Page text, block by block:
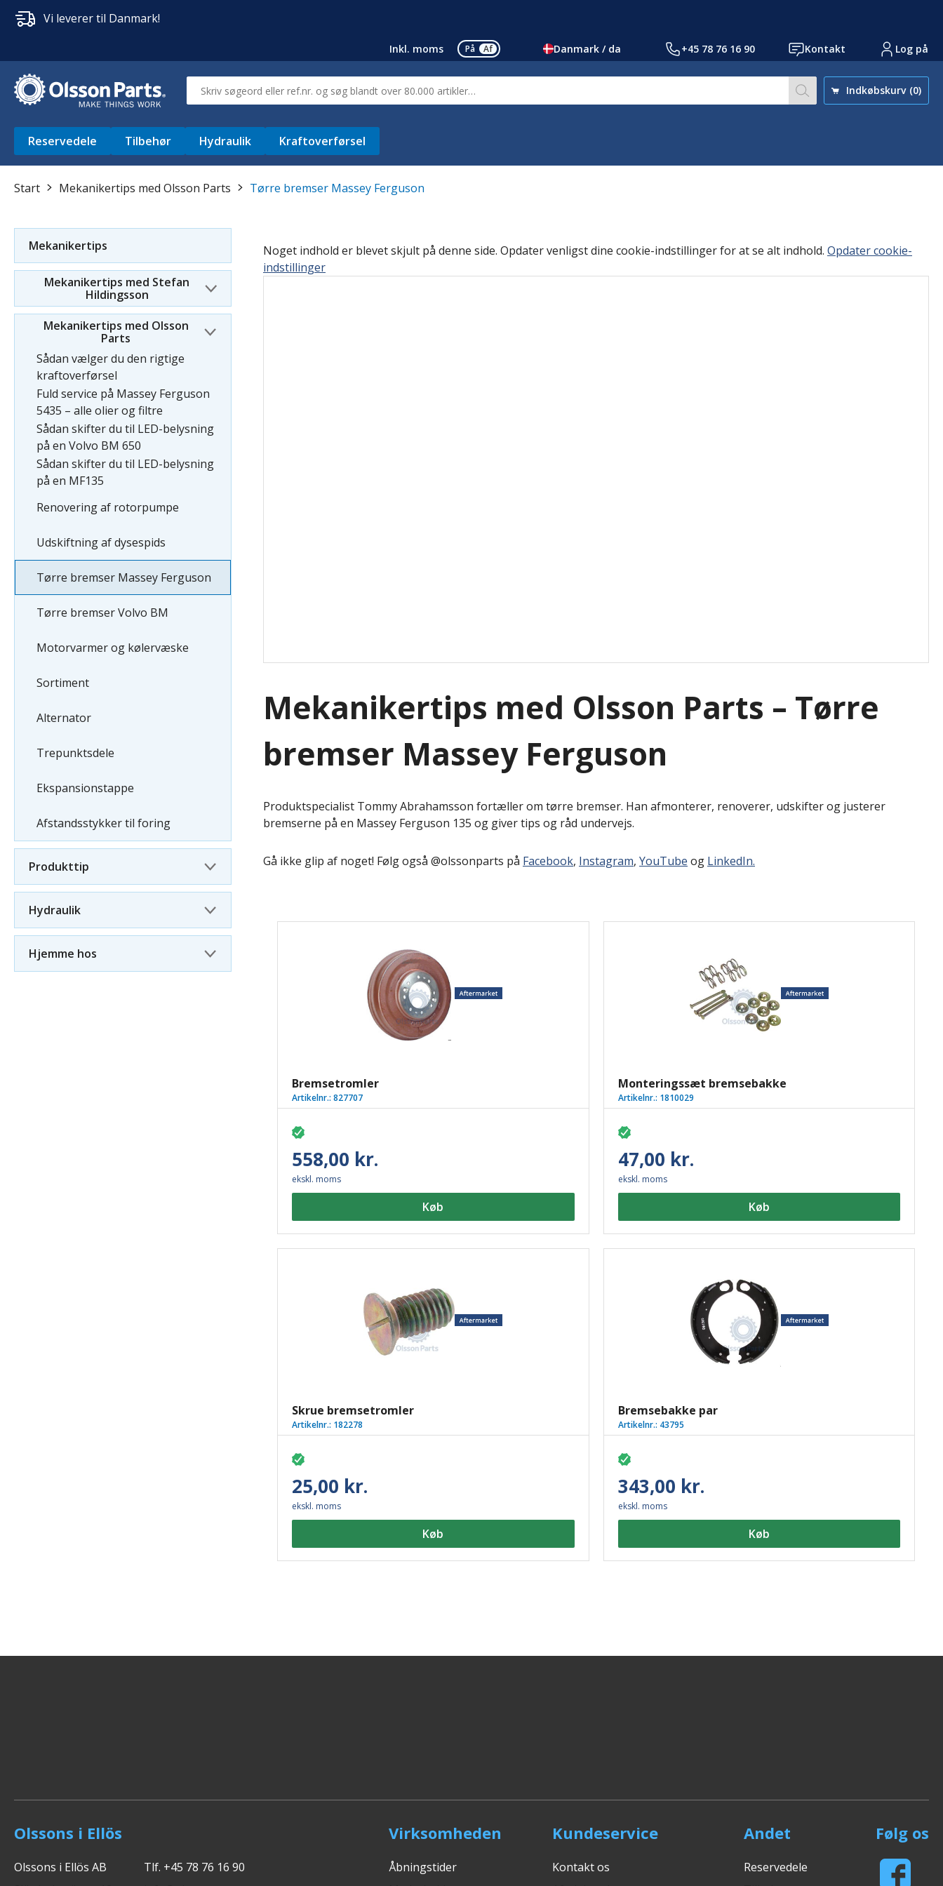
Vi leverer til Danmark!
Inkl. moms På Af Danmark / da +45 78 76 16 90 Kontakt Log på
Søg på vores side
Indkøbskurv (0)
Reservedele Tilbehør Hydraulik Kraftoverførsel
Start Mekanikertips med Olsson Parts Tørre bremser Massey Ferguson
Mekanikertips
Mekanikertips med Stefan
Hildingsson
Mekanikertips med Olsson
Parts
Sådan vælger du den rigtige
kraftoverførsel
Fuld service på Massey Ferguson
5435 – alle olier og filtre
Sådan skifter du til LED-belysning
på en Volvo BM 650
Sådan skifter du til LED-belysning
på en MF135
Renovering af rotorpumpe
Udskiftning af dysespids
Tørre bremser Massey Ferguson
Tørre bremser Volvo BM
Motorvarmer og kølervæske
Sortiment
Alternator
Trepunktsdele
Ekspansionstappe
Afstandsstykker til foring
Produkttip
Hydraulik
Hjemme hos
Noget indhold er blevet skjult på denne side. Opdater venligst dine cookie-indstillinger for at se alt indhold. Opdater cookie-
indstillinger
Mekanikertips med Olsson Parts – Tørre
bremser Massey Ferguson
Produktspecialist Tommy Abrahamsson fortæller om tørre bremser. Han afmonterer, renoverer, udskifter og justerer
bremserne på en Massey Ferguson 135 og giver tips og råd undervejs.
Gå ikke glip af noget! Følg også @olssonparts på Facebook, Instagram, YouTube og LinkedIn.
Bremsetromler
Artikelnr.: 827707
558,00 kr.
ekskl. moms
Køb
Monteringssæt bremsebakke
Artikelnr.: 1810029
47,00 kr.
ekskl. moms
Køb
Skrue bremsetromler
Artikelnr.: 182278
25,00 kr.
ekskl. moms
Køb
Bremsebakke par
Artikelnr.: 43795
343,00 kr.
ekskl. moms
Køb
Olssons i Ellös
Olssons i Ellös AB
Tlf. +45 78 76 16 90
Virksomheden
Åbningstider
Kundeservice
Kontakt os
Andet
Reservedele
Følg os